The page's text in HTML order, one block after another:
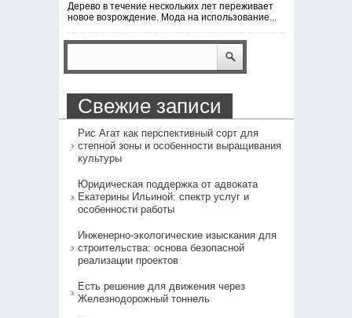
Дерево в течение нескольких лет переживает
новое возрождение. Мода на использование...
Свежие записи
Рис Агат как перспективный сорт для
степной зоны и особенности выращивания
культуры
Юридическая поддержка от адвоката
Екатерины Ильиной: спектр услуг и
особенности работы
Инженерно-экологические изыскания для
строительства: основа безопасной
реализации проектов
Есть решение для движения через
Железнодорожный тоннель